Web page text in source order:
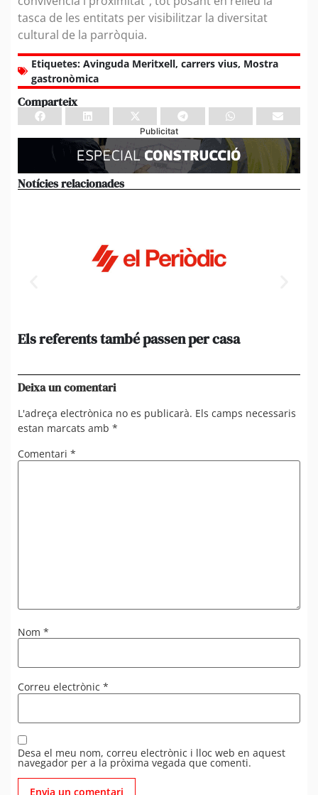
tasca de les entitats per visibilitzar la diversitat
cultural de la parròquia.
Etiquetes: Avinguda Meritxell, carrers vius, Mostra
gastronòmica
Comparteix
Publicitat
Notícies relacionades
Els referents també passen per casa
Deixa un comentari
L'adreça electrònica no es publicarà. Els camps necessaris
estan marcats amb *
Comentari *
Nom *
Correu electrònic *
Desa el meu nom, correu electrònic i lloc web en aquest
navegador per a la pròxima vegada que comenti.